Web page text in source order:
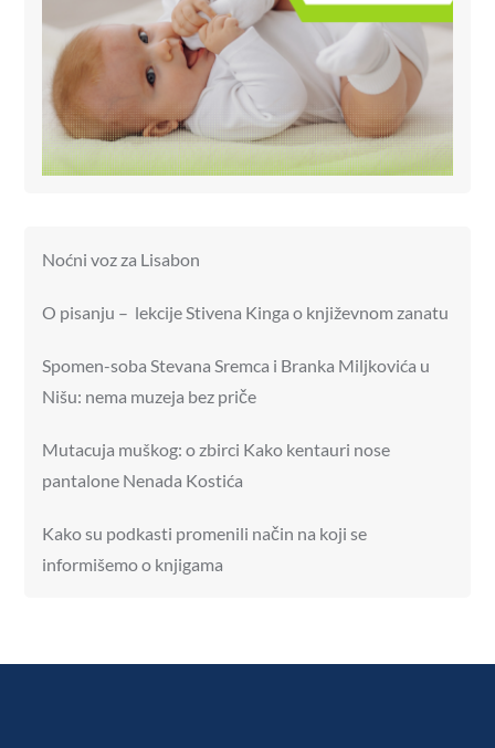
Noćni voz za Lisabon
O pisanju – lekcije Stivena Kinga o književnom zanatu
Spomen-soba Stevana Sremca i Branka Miljkovića u
Nišu: nema muzeja bez priče
Mutacuja muškog: o zbirci Kako kentauri nose
pantalone Nenada Kostića
Kako su podkasti promenili način na koji se
informišemo o knjigama